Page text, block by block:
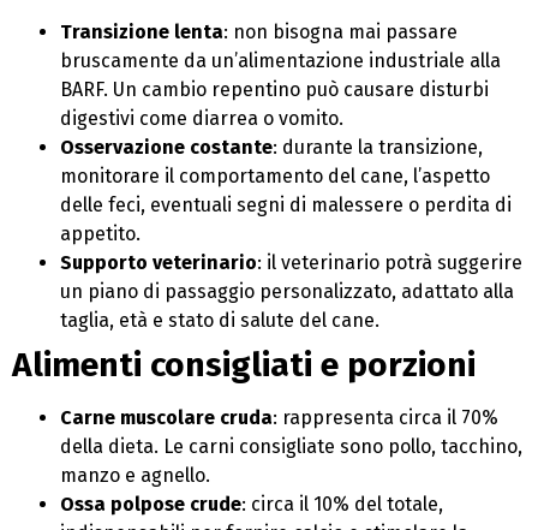
Transizione lenta: non bisogna mai passare
bruscamente da un’alimentazione industriale alla
BARF. Un cambio repentino può causare disturbi
digestivi come diarrea o vomito.
Osservazione costante: durante la transizione,
monitorare il comportamento del cane, l’aspetto
delle feci, eventuali segni di malessere o perdita di
appetito.
Supporto veterinario: il veterinario potrà suggerire
un piano di passaggio personalizzato, adattato alla
taglia, età e stato di salute del cane.
Alimenti consigliati e porzioni
Carne muscolare cruda: rappresenta circa il 70%
della dieta. Le carni consigliate sono pollo, tacchino,
manzo e agnello.
Ossa polpose crude: circa il 10% del totale,